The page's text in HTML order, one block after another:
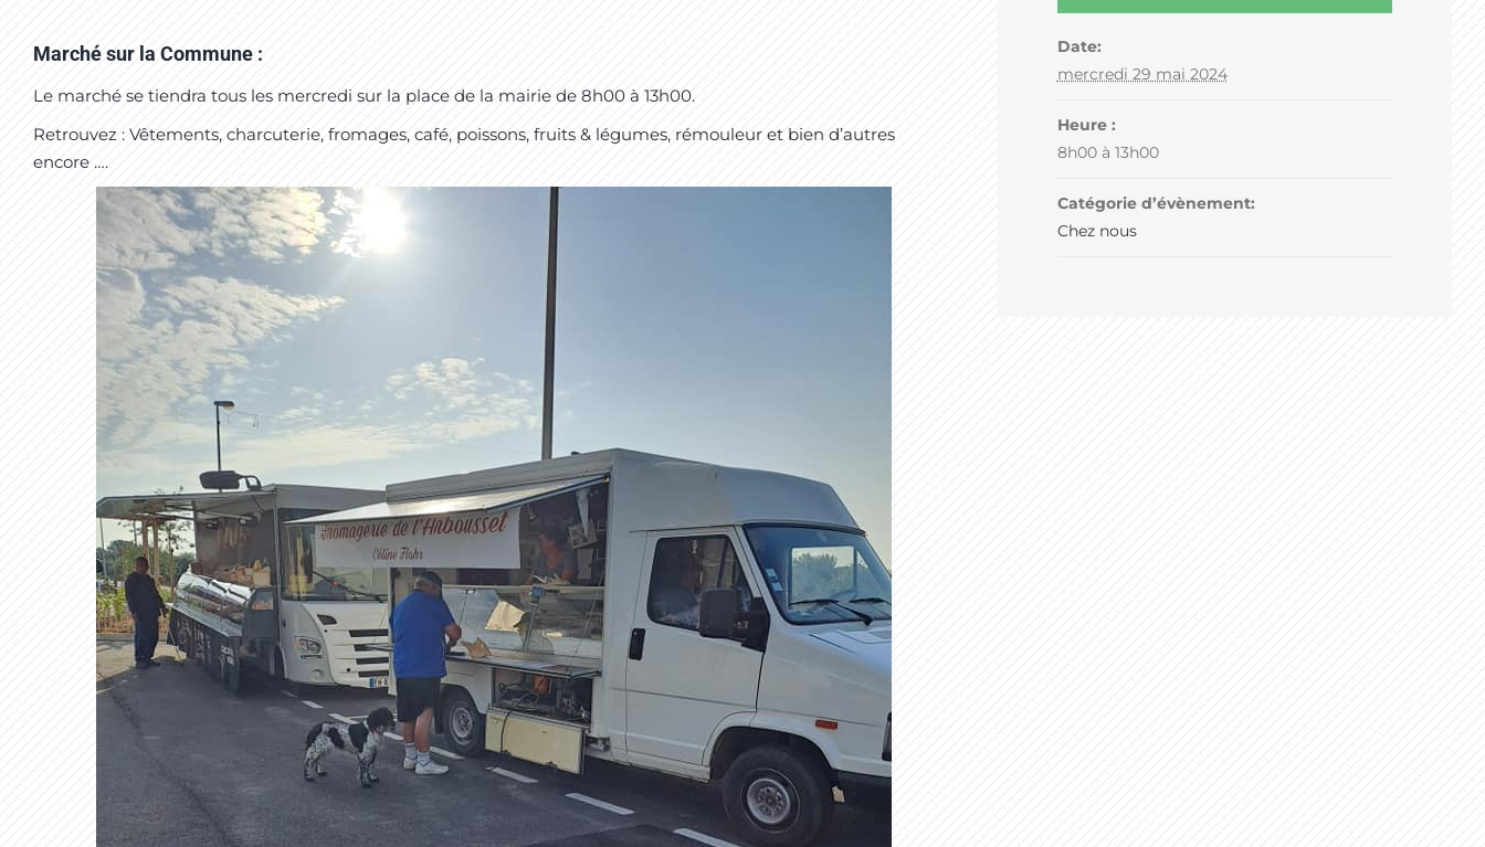
Marché sur la Commune :
Le marché se tiendra tous les mercredi sur la place de la mairie de 8h00 à 13h00.
Retrouvez : Vêtements, charcuterie, fromages, café, poissons, fruits & légumes, rémouleur et bien d’autres
encore ….
Date:
mercredi 29 mai 2024
Heure :
8h00 à 13h00
Catégorie d’évènement:
Chez nous